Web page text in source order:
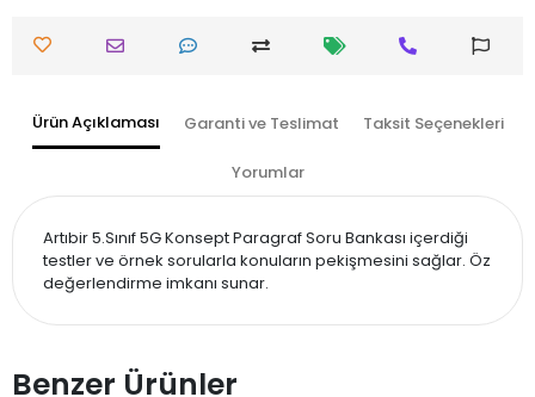
Ürün Açıklaması Garanti ve Teslimat Taksit Seçenekleri
Yorumlar
Artıbir 5.Sınıf 5G Konsept Paragraf Soru Bankası içerdiği
testler ve örnek sorularla konuların pekişmesini sağlar. Öz
değerlendirme imkanı sunar.
Benzer Ürünler